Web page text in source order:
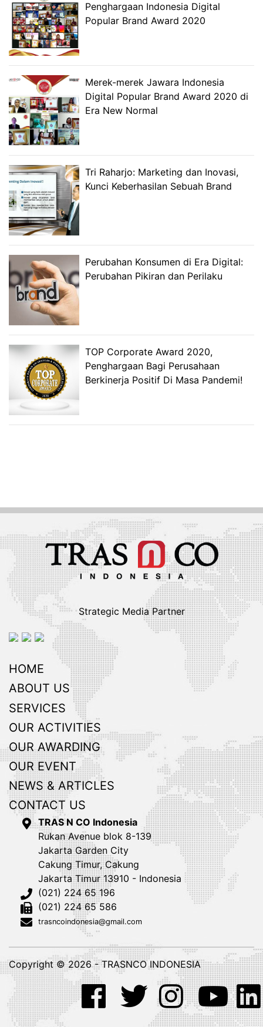
Penghargaan Indonesia Digital
Popular Brand Award 2020
Merek-merek Jawara Indonesia
Digital Popular Brand Award 2020 di
Era New Normal
Tri Raharjo: Marketing dan Inovasi,
Kunci Keberhasilan Sebuah Brand
Perubahan Konsumen di Era Digital:
Perubahan Pikiran dan Perilaku
TOP Corporate Award 2020,
Penghargaan Bagi Perusahaan
Berkinerja Positif Di Masa Pandemi!
Strategic Media Partner
HOME
ABOUT US
SERVICES
OUR ACTIVITIES
OUR AWARDING
OUR EVENT
NEWS & ARTICLES
CONTACT US
TRAS N CO Indonesia
Rukan Avenue blok 8-139
Jakarta Garden City
Cakung Timur, Cakung
Jakarta Timur 13910 - Indonesia
(021) 224 65 196
(021) 224 65 586
trasncoindonesia@gmail.com
Copyright © 2026 - TRASNCO INDONESIA